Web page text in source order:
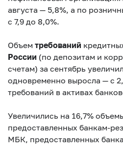
августа — 5,8%, а по
с 7,9 до 8,0%.
Объем требований
России (по депозитам и
счетам) за сентябрь
одновременно выросла — с
требований в активах
Увеличились на 16,7%
предоставленных банкам-
МБК, предоставленных